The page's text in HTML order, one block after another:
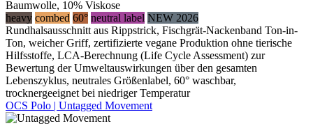
Baumwolle, 10% Viskose
heavy combed 60° neutral label NEW 2026
Rundhalsausschnitt aus Rippstrick, Fischgrät-Nackenband Ton-in-
Ton, weicher Griff, zertifizierte vegane Produktion ohne tierische
Hilfsstoffe, LCA-Berechnung (Life Cycle Assessment) zur
Bewertung der Umweltauswirkungen über den gesamten
Lebenszyklus, neutrales Größenlabel, 60° waschbar,
trocknergeeignet bei niedriger Temperatur
OCS Polo | Untagged Movement